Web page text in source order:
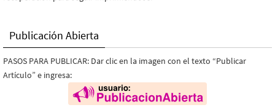
Publicación Abierta
PASOS PARA PUBLICAR: Dar clic en la imagen con el texto “Publicar
Artículo” e ingresa: